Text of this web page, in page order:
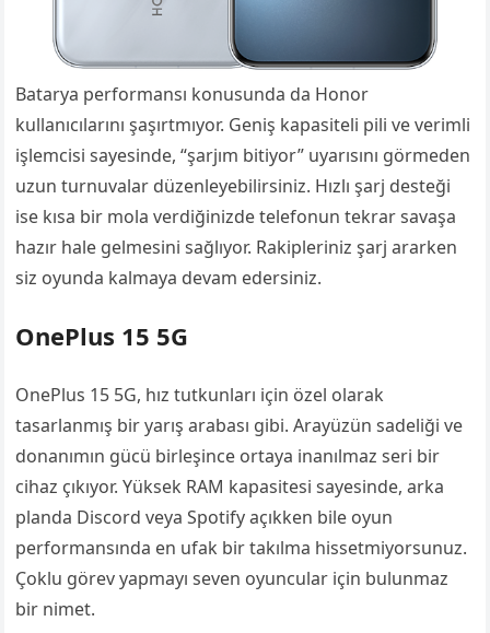
Batarya performansı konusunda da Honor
kullanıcılarını şaşırtmıyor. Geniş kapasiteli pili ve verimli
işlemcisi sayesinde, “şarjım bitiyor” uyarısını görmeden
uzun turnuvalar düzenleyebilirsiniz. Hızlı şarj desteği
ise kısa bir mola verdiğinizde telefonun tekrar savaşa
hazır hale gelmesini sağlıyor. Rakipleriniz şarj ararken
siz oyunda kalmaya devam edersiniz.
OnePlus 15 5G
OnePlus 15 5G, hız tutkunları için özel olarak
tasarlanmış bir yarış arabası gibi. Arayüzün sadeliği ve
donanımın gücü birleşince ortaya inanılmaz seri bir
cihaz çıkıyor. Yüksek RAM kapasitesi sayesinde, arka
planda Discord veya Spotify açıkken bile oyun
performansında en ufak bir takılma hissetmiyorsunuz.
Çoklu görev yapmayı seven oyuncular için bulunmaz
bir nimet.